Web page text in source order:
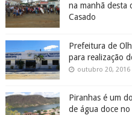
na manhã desta
Casado
Prefeitura de
para realização
outubro 20, 2016
Piranhas é um
de água doce no